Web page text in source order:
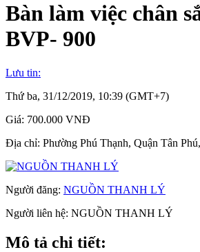
Bàn làm việc chân
BVP- 900
Lưu tin:
Thứ ba, 31/12/2019, 10:39 (GMT+7)
Giá: 700.000 VNĐ
Địa chỉ: Phường Phú Thạnh, Quận Tân
Người đăng: NGUỒN THANH LÝ
Người liên hệ: NGUỒN THANH LÝ
Mô tả chi tiết: